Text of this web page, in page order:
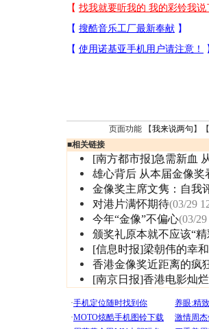
页面功能 【我来说两句 】【
■相关链接
[南方都市报]急需新血
雄心背后 从本届金像
金像奖主席文隽：自我
对港片满怀期待(03/29
今年“金像”不偏心(03/
颁奖礼原本就不应该“精
[信息时报]梁朝伟的幸
香港金像奖近距离的疯
[南京日报]香港电影灿